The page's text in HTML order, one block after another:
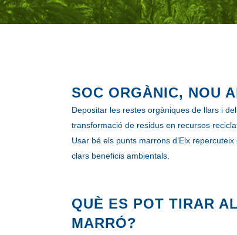
SOC ORGÀNIC, NOU
Depositar les restes orgàniques de llars i
transformació de residus en recursos
Usar bé els punts marrons d’Elx
clars beneficis ambientals.
QUÈ ES POT TIRAR
MARRÓ?